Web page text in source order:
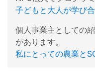
子どもと大人が学び
個人事業主としての
があります。
私にとっての農業と